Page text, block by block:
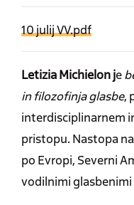
10 julij VV.pdf
Letizia Michielon je
in filozofinja glasbe,
interdisciplinarnem
pristopu. Nastopa
po Evropi, Severni
vodilnimi